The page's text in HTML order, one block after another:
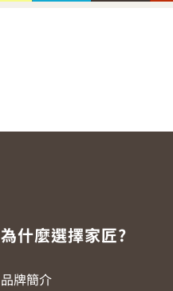
為什麼選擇家匠?
品牌簡介